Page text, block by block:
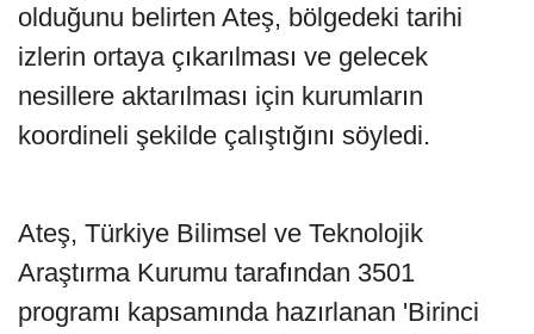
olduğunu belirten Ateş, bölgedeki tarihi
izlerin ortaya çıkarılması ve gelecek
nesillere aktarılması için kurumların
koordineli şekilde çalıştığını söyledi.
Ateş, Türkiye Bilimsel ve Teknolojik
Araştırma Kurumu tarafından 3501
programı kapsamında hazırlanan 'Birinci